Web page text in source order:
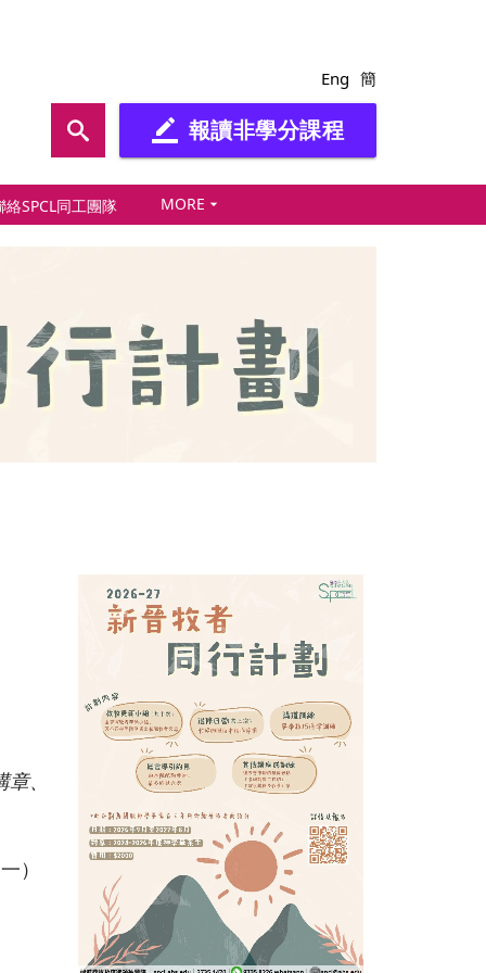
Eng 簡
border_color 報讀非學分課程
絡SPCL同工團隊 MORE arrow_drop_down
、
）